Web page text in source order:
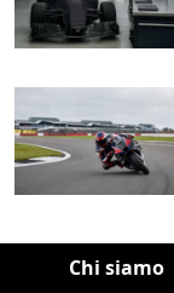
Chi siamo